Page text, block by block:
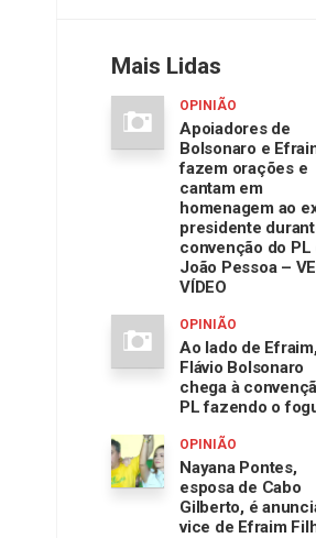
Mais Lidas
OPINIÃO
Apoiadores de
Bolsonaro e
fazem orações e
cantam em
homenagem ao
presidente
convenção do PL
João Pessoa –
VÍDEO
OPINIÃO
Ao lado de Efraim,
Flávio Bolsonaro
chega à
PL fazendo o
OPINIÃO
Nayana Pontes,
esposa de Cabo
Gilberto, é
vice de Efraim